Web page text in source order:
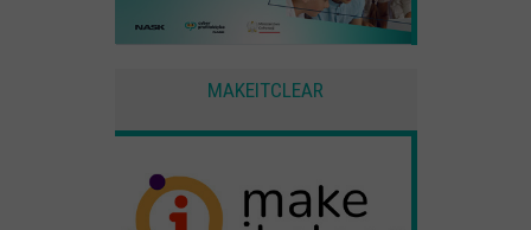
MAKEITCLEAR